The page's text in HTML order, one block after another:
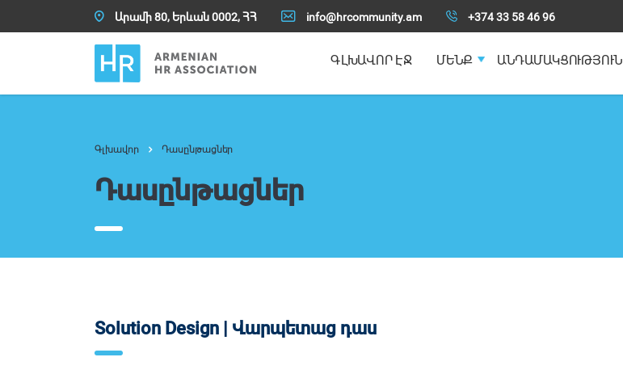
Արամի 80, Երևան 0002, ՀՀ info@hrcommunity.am +374 33 58 46 96
ԳԼԽԱՎՈՐ ԷՋ ՄԵՆՔ ԱՆԴԱՄԱԿՑՈՒԹՅՈՒՆ
Դասընթացներ
Դասընթացներ
Solution Design | Վարպետաց դաս